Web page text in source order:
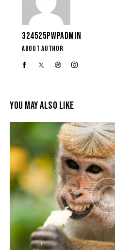
324525PWPADMIN
ABOUT AUTHOR
YOU MAY ALSO LIKE